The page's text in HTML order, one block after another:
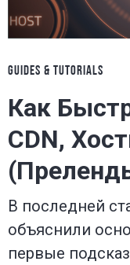
GUIDES & TUTORIALS
Как
CDN,
В последней
объяснили
первые